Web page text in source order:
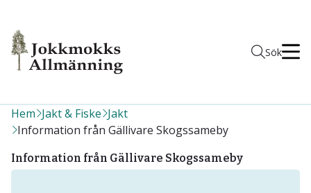
Sök
Hem Jakt & Fiske Jakt
Information från Gällivare Skogssameby
Information från Gällivare Skogssameby